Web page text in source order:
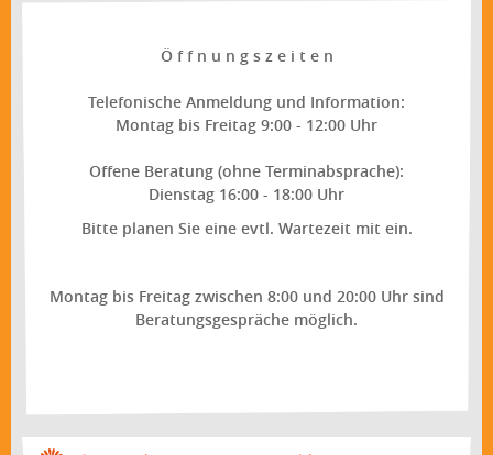
Ö f f n u n g s z e i t e n
Telefonische Anmeldung und Information:
Montag bis Freitag 9:00 - 12:00 Uhr
Offene Beratung (ohne Terminabsprache):
Dienstag 16:00 - 18:00 Uhr
Bitte planen Sie eine evtl. Wartezeit mit ein.
Montag bis Freitag zwischen 8:00 und 20:00 Uhr sind
Beratungsgespräche möglich.